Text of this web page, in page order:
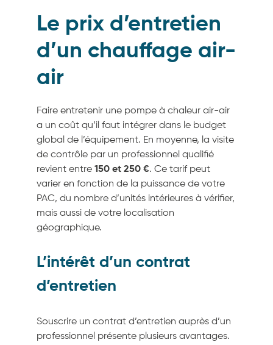
Le prix d’entretien
d’un chauffage air-
air
Faire entretenir une pompe à chaleur air-air
a un coût qu’il faut intégrer dans le budget
global de l’équipement. En moyenne, la visite
de contrôle par un professionnel qualifié
revient entre 150 et 250 €. Ce tarif peut
varier en fonction de la puissance de votre
PAC, du nombre d’unités intérieures à vérifier,
mais aussi de votre localisation
géographique.
L’intérêt d’un contrat
d’entretien
Souscrire un contrat d’entretien auprès d’un
professionnel présente plusieurs avantages.